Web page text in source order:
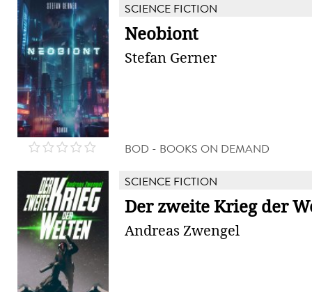
SCIENCE FICTION
Neobiont
Stefan Gerner
BOD - BOOKS ON DEMAND
SCIENCE FICTION
Der zweite Krieg der
Andreas Zwengel